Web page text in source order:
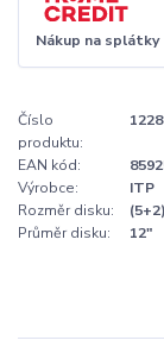
Nákup na splátky
Číslo
produktu:
EAN kód:
Výrobce:
ITP
Rozměr disku:
Průměr disku:
12"